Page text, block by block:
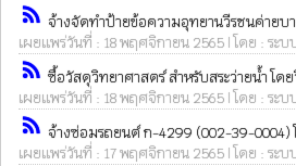
rss_feed จ้างจัดทำป้ายข้อความอุทยานวีรชนค่ายบา
เผยแพร่วันที่ : 18 พฤศจิกายน 2565 | โดย : ระบ
rss_feed ซื้อวัสดุวิทยาศาสตร์ สำหรับสระว่ายน้ำ โดย
เผยแพร่วันที่ : 18 พฤศจิกายน 2565 | โดย : ระบ
rss_feed จ้างซ่อมรถยนต์ ก-4299 (002-39-0004) โ
เผยแพร่วันที่ : 17 พฤศจิกายน 2565 | โดย : ระบ